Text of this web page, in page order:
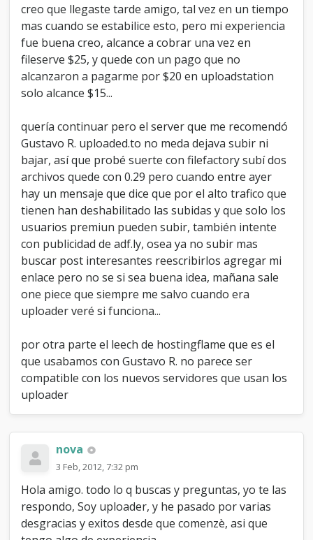
creo que llegaste tarde amigo, tal vez en un tiempo
mas cuando se estabilice esto, pero mi experiencia
fue buena creo, alcance a cobrar una vez en
fileserve $25, y quede con un pago que no
alcanzaron a pagarme por $20 en uploadstation
solo alcance $15...
quería continuar pero el server que me recomendó
Gustavo R. uploaded.to no meda dejava subir ni
bajar, así que probé suerte con filefactory subí dos
archivos quede con 0.29 pero cuando entre ayer
hay un mensaje que dice que por el alto trafico que
tienen han deshabilitado las subidas y que solo los
usuarios premiun pueden subir, también intente
con publicidad de adf.ly, osea ya no subir mas
buscar post interesantes reescribirlos agregar mi
enlace pero no se si sea buena idea, mañana sale
one piece que siempre me salvo cuando era
uploader veré si funciona...
por otra parte el leech de hostingflame que es el
que usabamos con Gustavo R. no parece ser
compatible con los nuevos servidores que usan los
uploader
nova
3 Feb, 2012, 7:32 pm
Hola amigo. todo lo q buscas y preguntas, yo te las
respondo, Soy uploader, y he pasado por varias
desgracias y exitos desde que comenzè, asi que